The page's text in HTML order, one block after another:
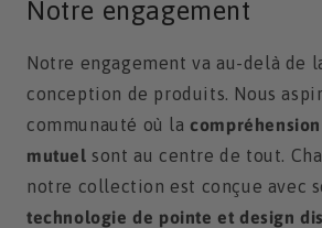
Notre engagement
Notre engagement va au-delà de
conception de produits. Nous
communauté où lacompréhension
mutuel sont au centre de tout.
notre collection est conçue avec
technologie de pointe et design